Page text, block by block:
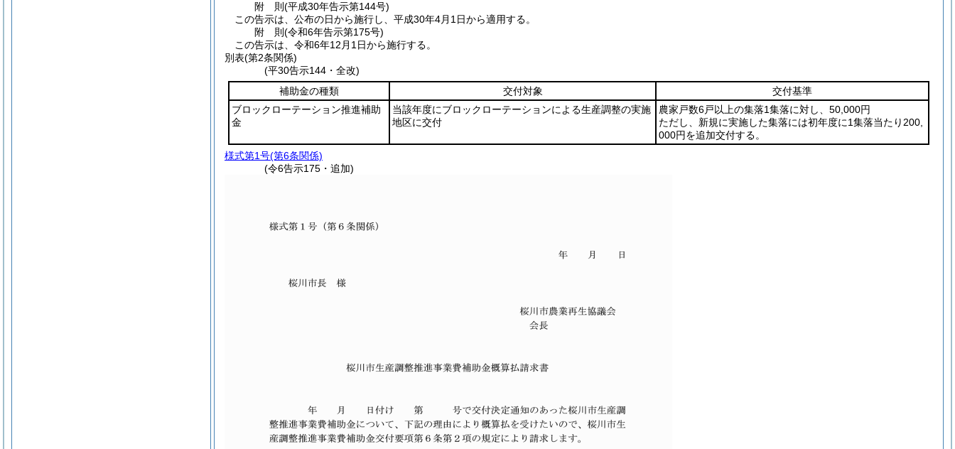
附 則(平成30年告示第144号)
この告示は、公布の日から施行し、平成30年4月1日から適用する。
附 則(令和6年告示第175号)
この告示は、令和6年12月1日から施行する。
別表(第2条関係)
(平30告示144・全改)
補助金の種類
交付対象
交付基準
ブロックローテーション推進補助
金
当該年度にブロックローテーションによる生産調整の実施
地区に交付
農家戸数6戸以上の集落1集落に対し、50,000円
ただし、新規に実施した集落には初年度に1集落当たり200,
000円を追加交付する。
様式第1号(第6条関係)
(令6告示175・追加)